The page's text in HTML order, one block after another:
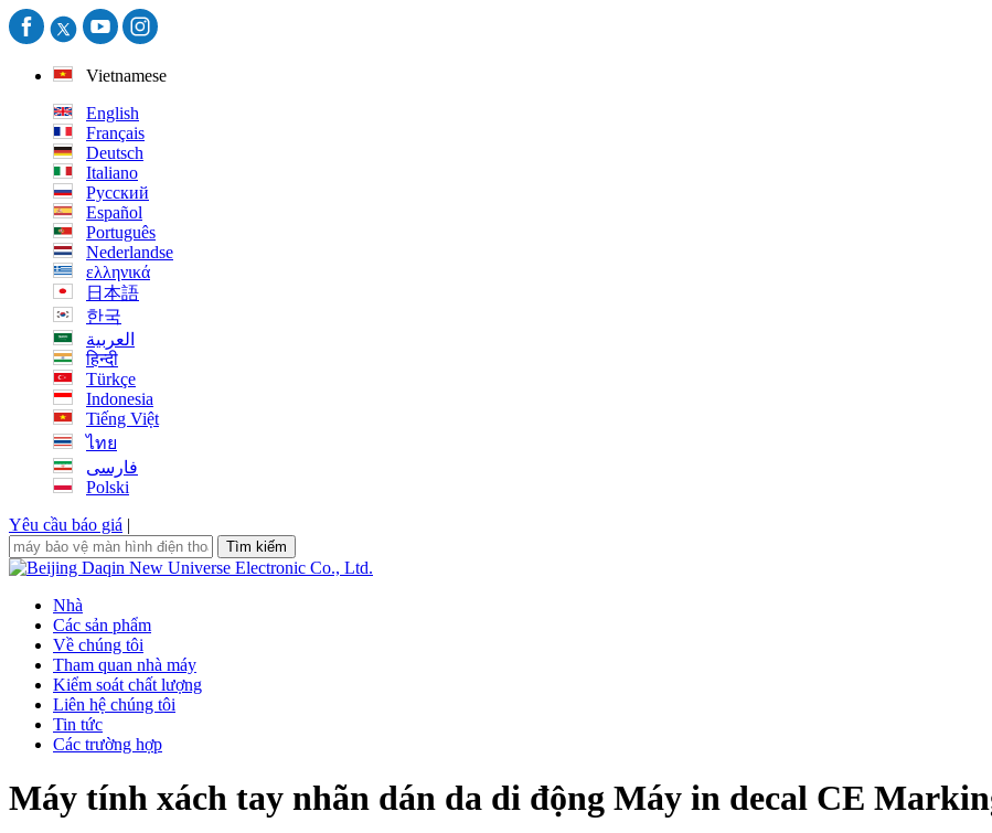
Vietnamese
English
Français
Deutsch
Italiano
Русский
Español
Português
Nederlandse
ελληνικά
日本語
한국
العربية
हिन्दी
Türkçe
Indonesia
Tiếng Việt
ไทย
فارسی
Polski
Yêu cầu báo giá |
Tìm kiếm
Nhà
Các sản phẩm
Về chúng tôi
Tham quan nhà máy
Kiểm soát chất lượng
Liên hệ chúng tôi
Tin tức
Các trường hợp
Máy tính xách tay nhãn dán da di động Máy in decal CE